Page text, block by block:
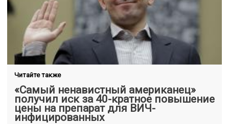
Читайте также
«Самый ненавистный американец»
получил иск за 40-кратное повышение
цены на препарат для ВИЧ-
инфицированных